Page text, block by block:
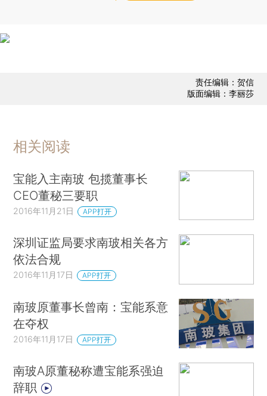
责任编辑：贺信
版面编辑：李丽莎
相关阅读
宝能入主南玻 包揽董事长
CEO董秘三要职
2016年11月21日 APP打开
深圳证监局要求南玻相关各方
依法合规
2016年11月17日 APP打开
南玻原董事长曾南：宝能系意
在夺权
2016年11月17日 APP打开
南玻A原董秘称遭宝能系强迫
辞职